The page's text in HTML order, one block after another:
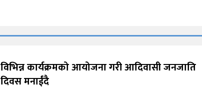
विभिन्न कार्यक्रमको आयोजना गरी आदिवासी जनजाति
दिवस मनाईंदै